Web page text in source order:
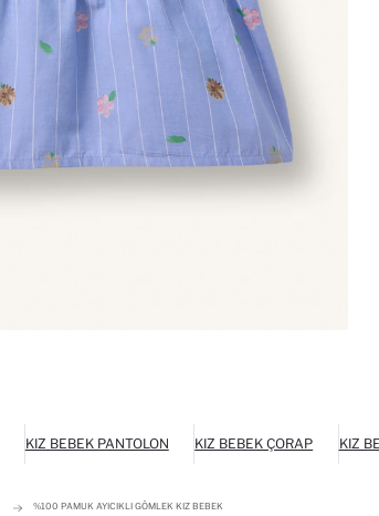
KIZ BEBEK PANTOLON KIZ BEBEK ÇORAP KIZ
%100 PAMUK AYICIKLI GÖMLEK KIZ BEBEK